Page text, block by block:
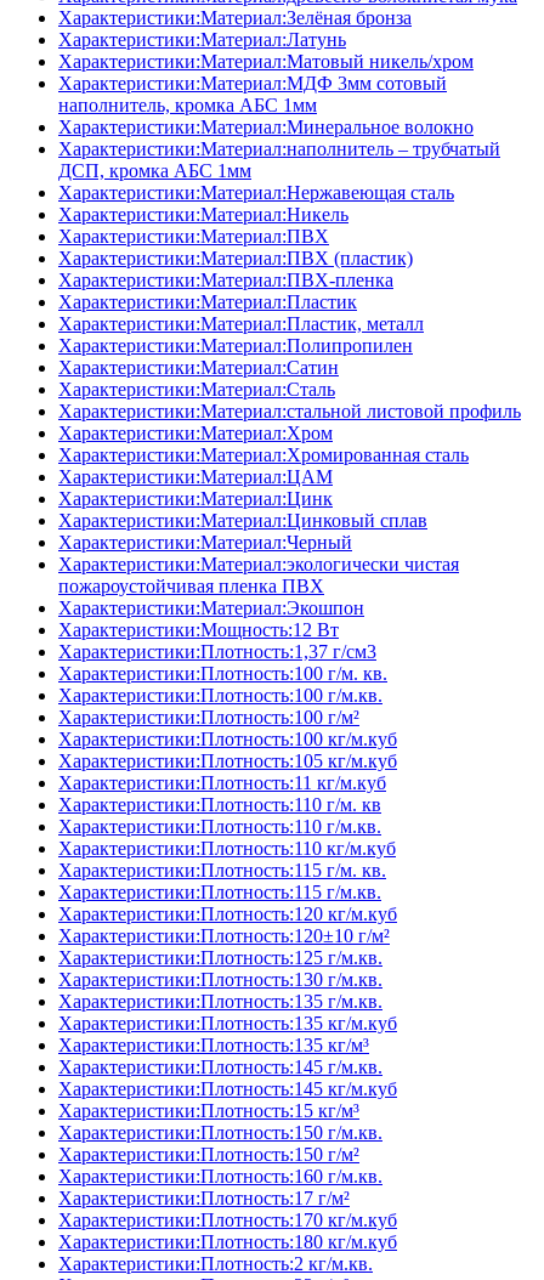
Характеристики:Материал:Зелёная бронза
Характеристики:Материал:Латунь
Характеристики:Материал:Матовый никель/хром
Характеристики:Материал:МДФ 3мм сотовый
наполнитель, кромка AБC 1мм
Характеристики:Материал:Минеральное волокно
Характеристики:Материал:наполнитель – трубчатый
ДСП, кромка AБC 1мм
Характеристики:Материал:Нержавеющая сталь
Характеристики:Материал:Никель
Характеристики:Материал:ПВХ
Характеристики:Материал:ПВХ (пластик)
Характеристики:Материал:ПВХ-пленка
Характеристики:Материал:Пластик
Характеристики:Материал:Пластик, металл
Характеристики:Материал:Полипропилен
Характеристики:Материал:Сатин
Характеристики:Материал:Сталь
Характеристики:Материал:стальной листовой профиль
Характеристики:Материал:Хром
Характеристики:Материал:Хромированная сталь
Характеристики:Материал:ЦАМ
Характеристики:Материал:Цинк
Характеристики:Материал:Цинковый сплав
Характеристики:Материал:Черный
Характеристики:Материал:экологически чистая
пожароустойчивая пленка ПВХ
Характеристики:Материал:Экошпон
Характеристики:Мощность:12 Вт
Характеристики:Плотность:1,37 г/см3
Характеристики:Плотность:100 г/м. кв.
Характеристики:Плотность:100 г/м.кв.
Характеристики:Плотность:100 г/м²
Характеристики:Плотность:100 кг/м.куб
Характеристики:Плотность:105 кг/м.куб
Характеристики:Плотность:11 кг/м.куб
Характеристики:Плотность:110 г/м. кв
Характеристики:Плотность:110 г/м.кв.
Характеристики:Плотность:110 кг/м.куб
Характеристики:Плотность:115 г/м. кв.
Характеристики:Плотность:115 г/м.кв.
Характеристики:Плотность:120 кг/м.куб
Характеристики:Плотность:120±10 г/м²
Характеристики:Плотность:125 г/м.кв.
Характеристики:Плотность:130 г/м.кв.
Характеристики:Плотность:135 г/м.кв.
Характеристики:Плотность:135 кг/м.куб
Характеристики:Плотность:135 кг/м³
Характеристики:Плотность:145 г/м.кв.
Характеристики:Плотность:145 кг/м.куб
Характеристики:Плотность:15 кг/м³
Характеристики:Плотность:150 г/м.кв.
Характеристики:Плотность:150 г/м²
Характеристики:Плотность:160 г/м.кв.
Характеристики:Плотность:17 г/м²
Характеристики:Плотность:170 кг/м.куб
Характеристики:Плотность:180 кг/м.куб
Характеристики:Плотность:2 кг/м.кв.